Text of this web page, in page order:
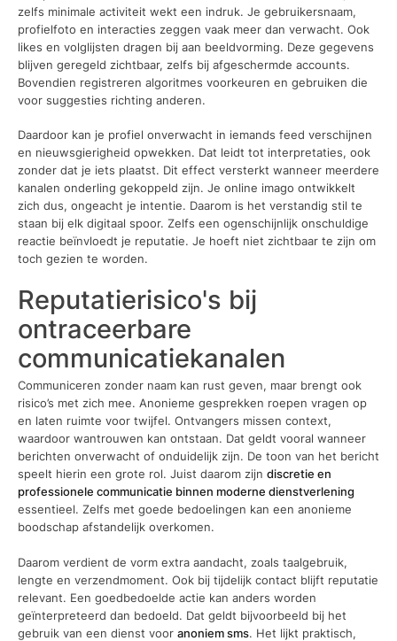
zelfs minimale activiteit wekt een indruk. Je gebruikersnaam,
profielfoto en interacties zeggen vaak meer dan verwacht. Ook
likes en volglijsten dragen bij aan beeldvorming. Deze gegevens
blijven geregeld zichtbaar, zelfs bij afgeschermde accounts.
Bovendien registreren algoritmes voorkeuren en gebruiken die
voor suggesties richting anderen.
Daardoor kan je profiel onverwacht in iemands feed verschijnen
en nieuwsgierigheid opwekken. Dat leidt tot interpretaties, ook
zonder dat je iets plaatst. Dit effect versterkt wanneer meerdere
kanalen onderling gekoppeld zijn. Je online imago ontwikkelt
zich dus, ongeacht je intentie. Daarom is het verstandig stil te
staan bij elk digitaal spoor. Zelfs een ogenschijnlijk onschuldige
reactie beïnvloedt je reputatie. Je hoeft niet zichtbaar te zijn om
toch gezien te worden.
Reputatierisico's bij
ontraceerbare
communicatiekanalen
Communiceren zonder naam kan rust geven, maar brengt ook
risico’s met zich mee. Anonieme gesprekken roepen vragen op
en laten ruimte voor twijfel. Ontvangers missen context,
waardoor wantrouwen kan ontstaan. Dat geldt vooral wanneer
berichten onverwacht of onduidelijk zijn. De toon van het bericht
speelt hierin een grote rol. Juist daarom zijn discretie en
professionele communicatie binnen moderne dienstverlening
essentieel. Zelfs met goede bedoelingen kan een anonieme
boodschap afstandelijk overkomen.
Daarom verdient de vorm extra aandacht, zoals taalgebruik,
lengte en verzendmoment. Ook bij tijdelijk contact blijft reputatie
relevant. Een goedbedoelde actie kan anders worden
geïnterpreteerd dan bedoeld. Dat geldt bijvoorbeeld bij het
gebruik van een dienst voor anoniem sms. Het lijkt praktisch,